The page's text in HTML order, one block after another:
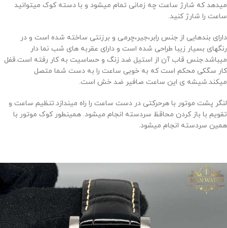
میدهد که شارژ ساعت چه زمانی تمام میشود و با دسته کوک میتوانید
ساعت را شارژ کنید.
دارای بندهایی از جنس رابر،جیر،چرمی و برزنتی ساخته شده است و در
رنگهای بسیار زیبا طراحی شده است و دارای عقربه های شب نما دار
میباشد.جنس قاب آن از استیل ضد زنگ و حساسیت به کار رفته است.قفل
کار سگکی محکم است که به خوبی ساعت را به دست شما متصل
میکند.شیشه ی این ساعت صافیر ضد خش است.
لنگر پشت موتور با هرحرکتی در دست ساعت را راه میندازد.تنظیم ساعت و
تقویم با باز کردن محاقظ سردسته انجام میشود. همینطور کوک موتور با
همین سردسته انجام میشود.